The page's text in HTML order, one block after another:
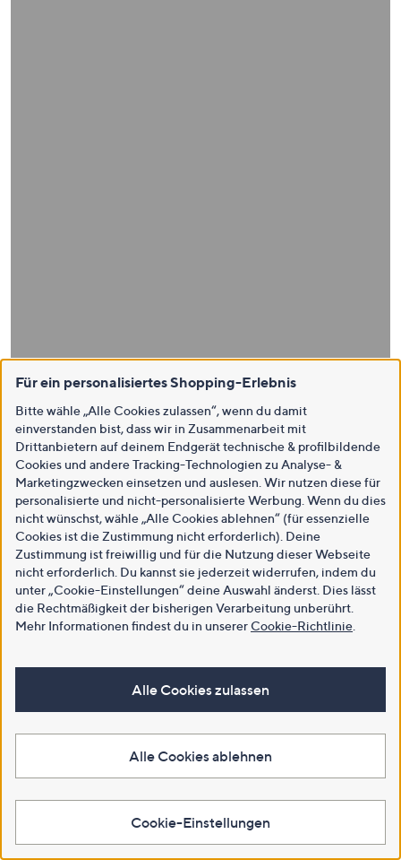
Für ein personalisiertes Shopping-Erlebnis
Bitte wähle „Alle Cookies zulassen“, wenn du damit
einverstanden bist, dass wir in Zusammenarbeit mit
Drittanbietern auf deinem Endgerät technische & profilbildende
Cookies und andere Tracking-Technologien zu Analyse- &
Marketingzwecken einsetzen und auslesen. Wir nutzen diese für
personalisierte und nicht-personalisierte Werbung. Wenn du dies
nicht wünschst, wähle „Alle Cookies ablehnen“ (für essenzielle
Cookies ist die Zustimmung nicht erforderlich). Deine
Zustimmung ist freiwillig und für die Nutzung dieser Webseite
nicht erforderlich. Du kannst sie jederzeit widerrufen, indem du
unter „Cookie-Einstellungen“ deine Auswahl änderst. Dies lässt
die Rechtmäßigkeit der bisherigen Verarbeitung unberührt.
Mehr Informationen findest du in unsererCookie-Richtlinie
Alle Cookies zulassen
Alle Cookies ablehnen
Cookie-Einstellungen